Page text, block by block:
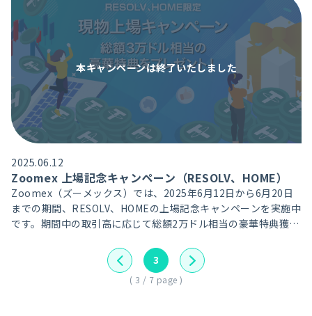
本キャンペーンは終了いたしました
2025.06.12
Zoomex 上場記念キャンペーン（RESOLV、HOME）
Zoomex（ズーメックス）では、2025年6月12日から6月20日
までの期間、RESOLV、HOMEの上場記念キャンペーンを実施中
です。期間中の取引高に応じて総額2万ドル相当の豪華特典獲
ョンエアドロクーポンをプレゼントいたします。
3
( 3 / 7 page )